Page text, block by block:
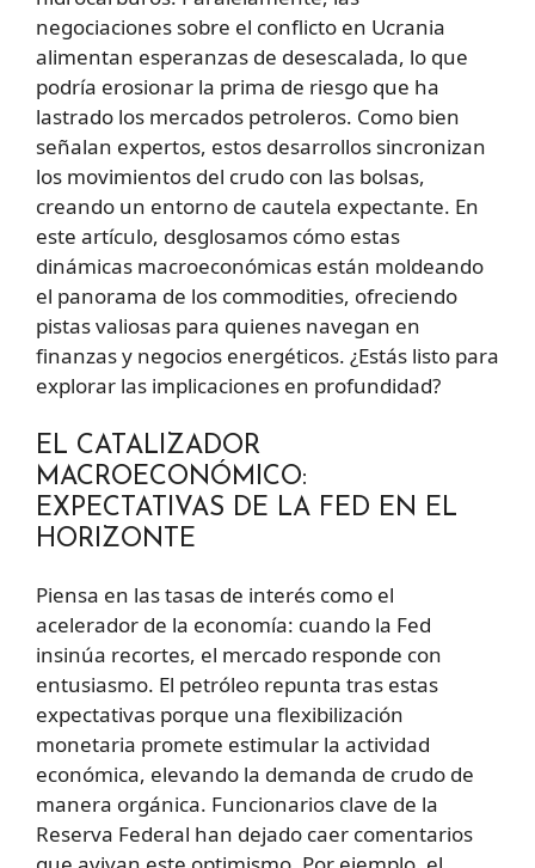
negociaciones sobre el conflicto en Ucrania
alimentan esperanzas de desescalada, lo que
podría erosionar la prima de riesgo que ha
lastrado los mercados petroleros. Como bien
señalan expertos, estos desarrollos sincronizan
los movimientos del crudo con las bolsas,
creando un entorno de cautela expectante. En
este artículo, desglosamos cómo estas
dinámicas macroeconómicas están moldeando
el panorama de los commodities, ofreciendo
pistas valiosas para quienes navegan en
finanzas y negocios energéticos. ¿Estás listo para
explorar las implicaciones en profundidad?
EL CATALIZADOR
MACROECONÓMICO:
EXPECTATIVAS DE LA FED EN EL
HORIZONTE
Piensa en las tasas de interés como el
acelerador de la economía: cuando la Fed
insinúa recortes, el mercado responde con
entusiasmo. El petróleo repunta tras estas
expectativas porque una flexibilización
monetaria promete estimular la actividad
económica, elevando la demanda de crudo de
manera orgánica. Funcionarios clave de la
Reserva Federal han dejado caer comentarios